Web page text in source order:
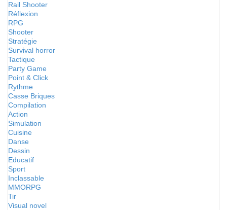
Rail Shooter
Réflexion
RPG
Shooter
Stratégie
Survival horror
Tactique
Party Game
Point & Click
Rythme
Casse Briques
Compilation
Action
Simulation
Cuisine
Danse
Dessin
Educatif
Sport
Inclassable
MMORPG
Tir
Visual novel